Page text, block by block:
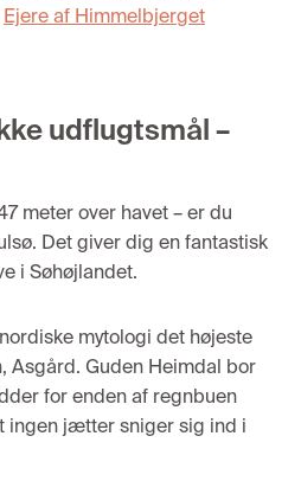
Ejere af Himmelbjerget
udflugtsmål –
meter over havet – er du
Det giver dig en fantastisk
i Søhøjlandet.
mytologi det højeste
Asgård. Guden Heimdal bor
for enden af regnbuen
ingen jætter sniger sig ind i